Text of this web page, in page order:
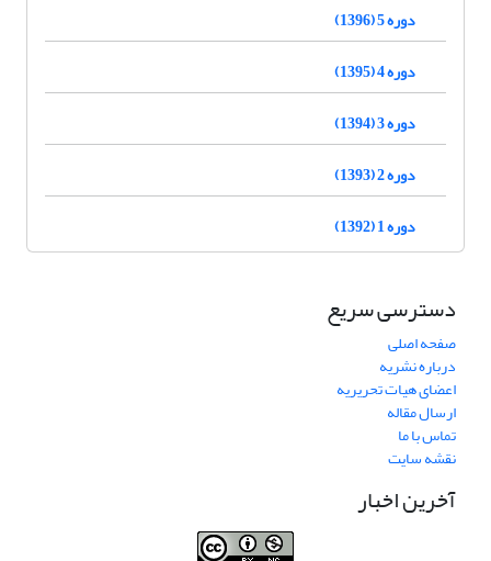
دوره 5 (1396)
دوره 4 (1395)
دوره 3 (1394)
دوره 2 (1393)
دوره 1 (1392)
دسترسی سریع
صفحه اصلی
درباره نشریه
اعضای هیات تحریریه
ارسال مقاله
تماس با ما
نقشه سایت
آخرین اخبار